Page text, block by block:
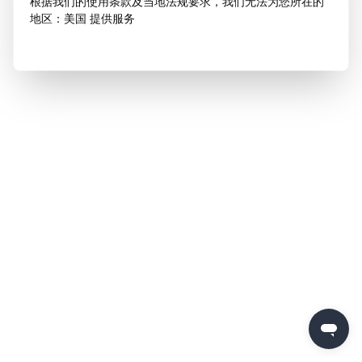
地区：美国 提供服务